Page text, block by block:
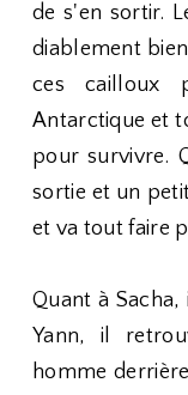
de s'en sortir.
diablement
ces cailloux
Antarctique et
pour survivre.
sortie et un
et va tout faire
Quant à
Yann, il
homme